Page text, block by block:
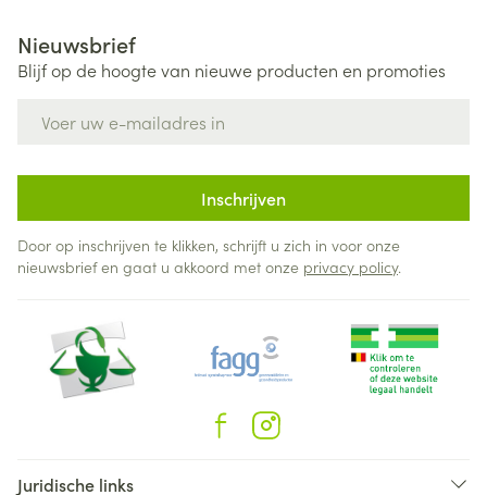
Nieuwsbrief
Blijf op de hoogte van nieuwe producten en promoties
Inschrijven
Door op inschrijven te klikken, schrijft u zich in voor onze
nieuwsbrief en gaat u akkoord met onze privacy policy.
Juridische links